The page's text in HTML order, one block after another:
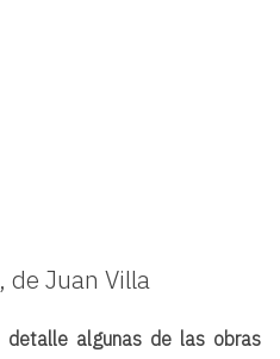
de Juan Villa
detalle algunas de las obras